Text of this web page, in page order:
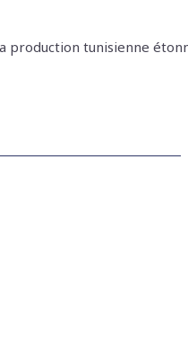
production tunisienne